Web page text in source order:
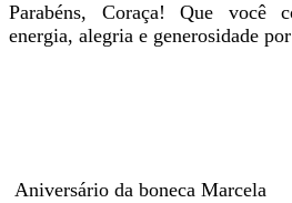
Parabéns, Coraça! Que você
energia, alegria e generosidade
Aniversário da boneca Marcela